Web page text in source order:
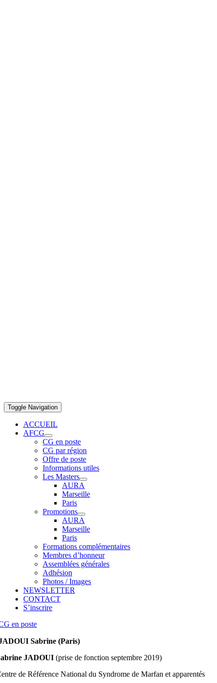
Toggle Navigation
ACCUEIL
AFCG
CG en poste
CG par région
Offre de poste
Informations utiles
Les Masters
AURA
Marseille
Paris
Promotions
AURA
Marseille
Paris
Formations complémentaires
Membres d’honneur
Assemblées générales
Adhésion
Photos / Images
NEWSLETTER
CONTACT
S’inscrire
en poste
Sabrine (Paris)
JADOUI(prise de fonction septembre 2019)
de Référence National du Syndrome de Marfan et apparentés